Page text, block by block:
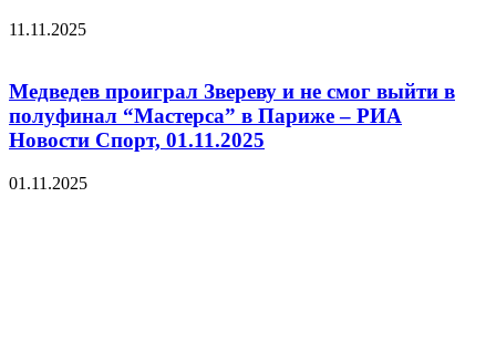
11.11.2025
Медведев проиграл Звереву и не смог выйти в
полуфинал “Мастерса” в Париже – РИА
Новости Спорт, 01.11.2025
01.11.2025